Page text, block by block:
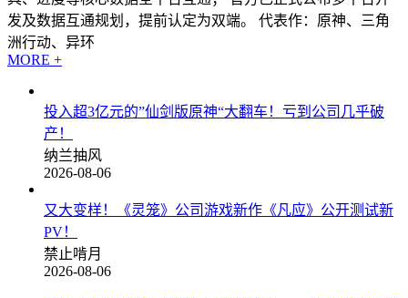
发及数据互通规划，提前认定为双端。 代表作：原神、三角
洲行动、异环
MORE +
投入超3亿元的”仙剑版原神“大翻车！亏到公司几乎破
产！
纳兰抽风
2026-08-06
又大变样！《灵笼》公司游戏新作《凡应》公开测试新
PV！
禁止啃月
2026-08-06